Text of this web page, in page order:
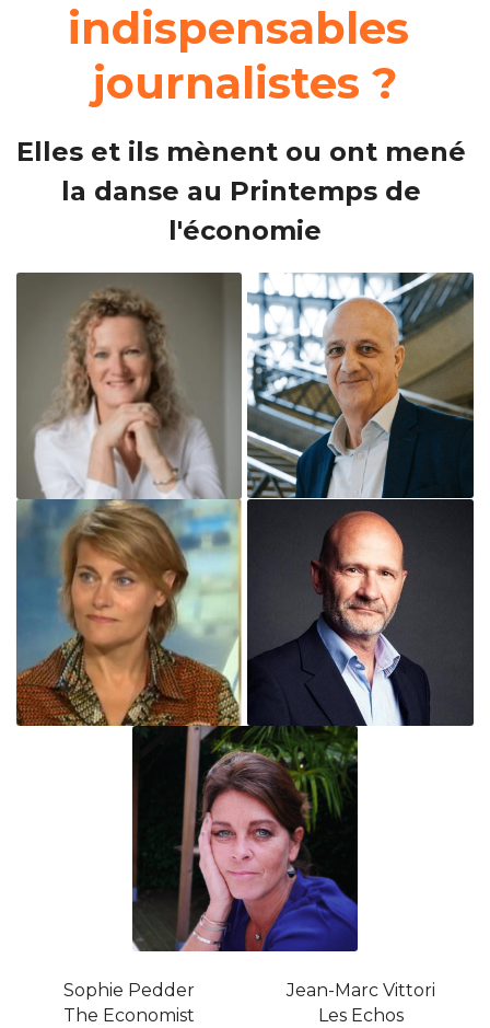
indispensables
journalistes ?
Elles et ils mènent ou ont mené
la danse au Printemps de
l'économie
Sophie Pedder
The Economist
Jean-Marc Vittori
Les Echos